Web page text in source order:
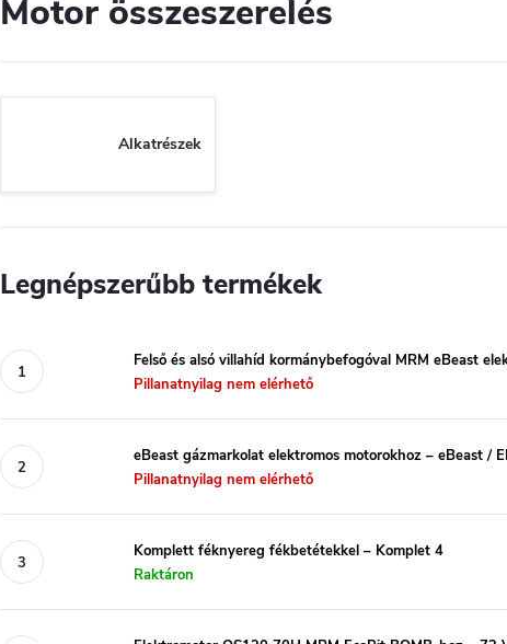
Motor összeszerelés
Alkatrészek
Legnépszerűbb termékek
Felső és alsó villahíd kormánybefogóval MRM eBeast
Pillanatnyilag nem elérhető
eBeast gázmarkolat elektromos motorokhoz – eBeast /
Pillanatnyilag nem elérhető
Komplett féknyereg fékbetétekkel – Komplet 4
Raktáron